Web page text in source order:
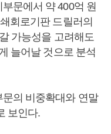
문에서 약 400억 원
회로기판 드릴러의
가능성을 고려해도
늘어날 것으로 분석
의 비중확대와 연말
보인다.